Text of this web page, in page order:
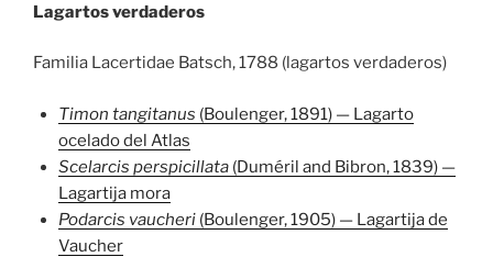
Lagartos verdaderos
Familia Lacertidae Batsch, 1788 (lagartos verdaderos)
Timon tangitanus (Boulenger, 1891) — Lagarto
ocelado del Atlas
Scelarcis perspicillata (Duméril and Bibron, 1839) —
Lagartija mora
Podarcis vaucheri (Boulenger, 1905) — Lagartija de
Vaucher